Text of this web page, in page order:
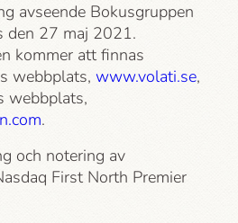
avseende Bokusgruppen
den 27 maj 2021.
kommer att finnas
webbplats, www.volati.se,
webbplats,
.
och notering av
First North Premier